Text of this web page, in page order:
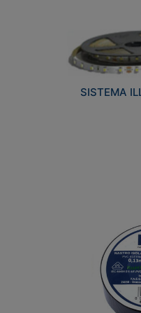
SISTEMA